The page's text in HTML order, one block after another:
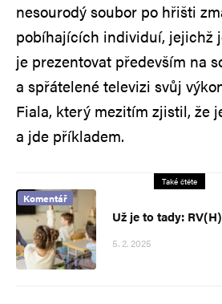
nesourodý soubor po hřišti
pobíhajících individuí, jejichž
je prezentovat především na
a spřátelené televizi svůj
Fiala, který mezitím zjistil, že
a jde příkladem.
Také čtěte
Komentář
Už je to tady:
5. 2. 2025